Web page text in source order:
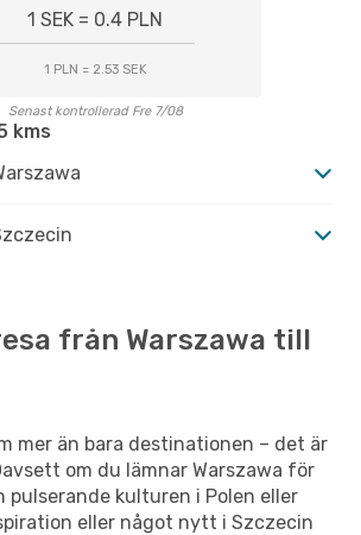
1 SEK = 0.4 PLN
1 PLN = 2.53 SEK
Senast kontrollerad Fre 7/08
kms
från Warszawa till
mer än bara destinationen – det är
om du lämnar Warszawa för
kulturen i Polen eller
eller något nytt i Szczecin